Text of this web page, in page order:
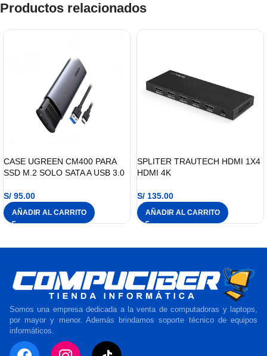
Productos relacionados
CASE UGREEN CM400 PARA
SSD M.2 SOLO SATA A USB 3.0
S/ 95.00
AÑADIR AL CARRITO
SPLITER TRAUTECH HDMI 1X4
HDMI 4K
S/ 135.00
AÑADIR AL CARRITO
Somos una empresa dedicada a la venta de computadoras y laptops,
por mayor y menor. Además brindamos soporte técnico de equipos
informáticos.